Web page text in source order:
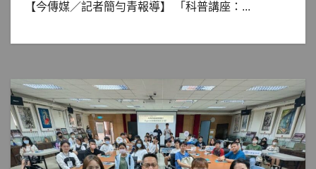
【今傳媒／記者簡勻青報導】 「科普講座：...